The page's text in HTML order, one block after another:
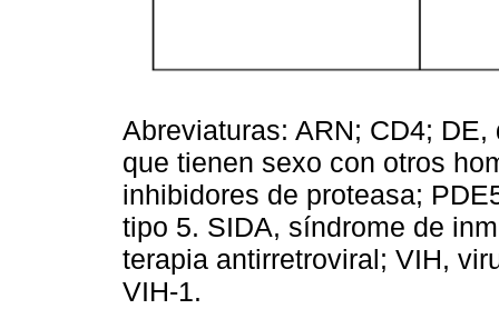
Abreviaturas: ARN; CD4;
que tienen sexo con otros
inhibidores de proteasa;
tipo 5. SIDA, síndrome de
terapia antirretroviral; VIH,
VIH-1.